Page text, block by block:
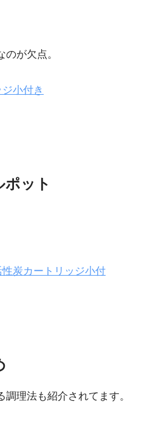
が欠点。
小付き
ット
炭カートリッジ小付
理法も紹介されてます。